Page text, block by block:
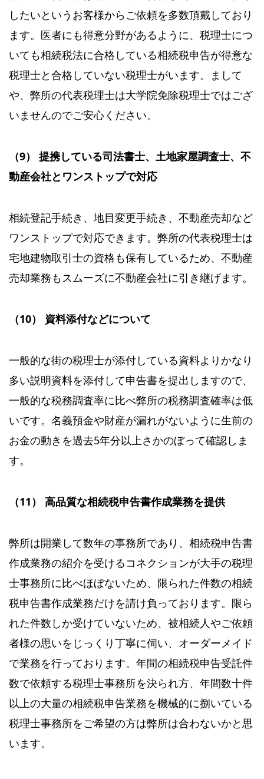
したいというお客様からご依頼を多数頂戴しており
ます。医者にも得意分野があるように、税理士につ
いても相続税法に合格している相続税申告が得意な
税理士と合格していない税理士がいます。まして
や、弊所の代表税理士は大学院免除税理士ではござ
いませんのでご安心ください。
（9） 提携している司法書士、土地家屋調査士、不
動産会社とワンストップで対応
相続登記手続き、地目変更手続き、不動産売却など
ワンストップで対応できます。弊所の代表税理士は
宅地建物取引士の資格も保有しているため、不動産
売却業務もスムーズに不動産会社に引き継げます。
（10） 資料添付などについて
一般的な街の税理士が添付している資料よりかなり
多い説明資料を添付して申告書を提出しますので、
一般的な税務調査率に比べ弊所の税務調査確率は低
いです。名義預金や財産が漏れがないように生前の
お金の動きを過去5年分以上さかのぼって確認しま
す。
（11） 高品質な相続税申告書作成業務を提供
弊所は開業して数年の事務所であり、相続税申告書
作成業務の紹介を受けるコネクションが大手の税理
士事務所に比べほぼないため、限られた件数の相続
税申告書作成業務だけを請け負っております。限ら
れた件数しか受けていないため、被相続人やご依頼
者様の思いをじっくり丁寧に伺い、オーダーメイド
で業務を行っております。年間の相続税申告受託件
数で依頼する税理士事務所を決られ方、年間数十件
以上の大量の相続税申告業務を機械的に捌いている
税理士事務所をご希望の方は弊所は合わないかと思
います。